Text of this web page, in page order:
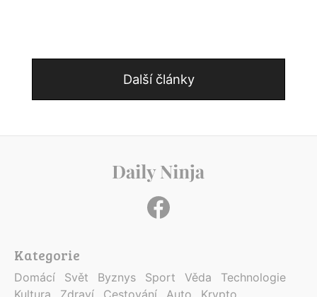
Další články
Kategorie
Domácí Svět Byznys Sport Věda
Technologie